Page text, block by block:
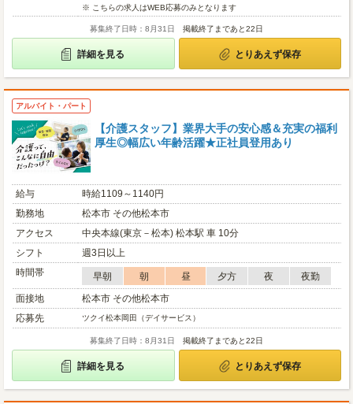
※ こちらの求人はWEB応募のみとなります
募集終了日時：8月31日 掲載終了まであと22日
詳細を見る とりあえず保存
アルバイト・パート
【介護スタッフ】業界大手の安心感＆充実の福利
厚生◎幅広い年齢活躍★正社員登用あり
給与
時給1109～1140円
勤務地
松本市 その他松本市
アクセス
中央本線(東京－松本) 松本駅 車 10分
シフト
週3日以上
時間帯
早朝 朝 昼 夕方 夜
夜勤
面接地
松本市 その他松本市
応募先
ツクイ松本岡田（デイサービス）
募集終了日時：8月31日 掲載終了まであと22日
詳細を見る とりあえず保存